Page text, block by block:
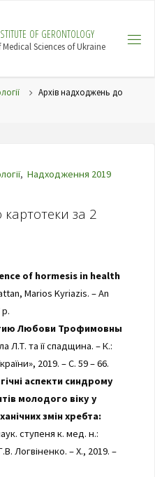
STITUTE OF GERONTOL OGY
Sciences of Ukraine
Архів надходжень до
, Надходження 2019
за 2
of hormesis in health
Marios Kyriazis. – An
Любови Трофимовны
та її спадщина. – К.:
2019. – С. 59 – 66.
аспекти синдрому
молодого віку у
змін хребта:
ступеня к. мед. н.:
Логвіненко. – Х., 2019. –